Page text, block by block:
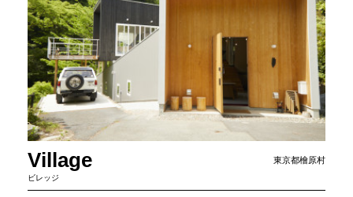
Village
ビレッジ
東京都檜原村